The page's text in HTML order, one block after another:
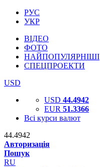
РУС
УКР
ВІДЕО
ФОТО
НАЙПОПУЛЯРНІШІ
СПЕЦПРОЕКТИ
USD
USD 44.4942
EUR 51.3366
Всі курси валют
44.4942
Авторизація
Пошук
RU